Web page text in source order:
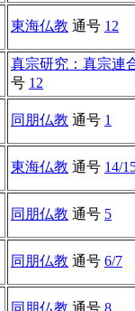
東海仏教 通号 12
真宗研究：真宗連
号 12
同朋仏教 通号 1
東海仏教 通号 14/
同朋仏教 通号 5
同朋仏教 通号 6/7
同朋仏教 通号 8